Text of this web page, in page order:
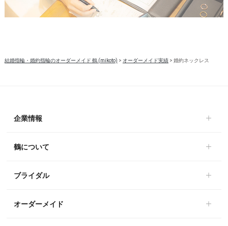
結婚指輪・婚約指輪のオーダーメイド 鶴 (mikoto) > オーダーメイド実績> 婚約ネックレス
企業情報
鶴について
ブライダル
オーダーメイド